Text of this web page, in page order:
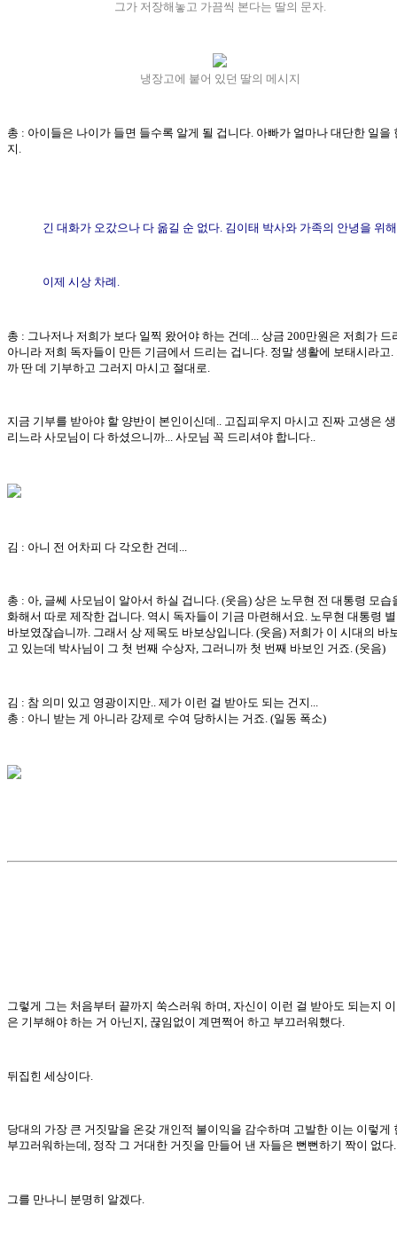
그가 저장해놓고 가끔씩 본다는 딸의 문자.
냉장고에 붙어 있던 딸의 메시지
총 : 아이들은 나이가 들면 들수록 알게 될 겁니다. 아빠가 얼마나 대단한 일을
지.
긴 대화가 오갔으나 다 옮길 순 없다. 김이태 박사와 가족의 안녕을 위
이제 시상 차례.
총 : 그나저나 저희가 보다 일찍 왔어야 하는 건데... 상금 200만원은 저희가 드
아니라 저희 독자들이 만든 기금에서 드리는 겁니다. 정말 생활에 보태시라고.
까 딴 데 기부하고 그러지 마시고 절대로.
지금 기부를 받아야 할 양반이 본인이신데.. 고집피우지 마시고 진짜 고생은
리느라 사모님이 다 하셨으니까... 사모님 꼭 드리셔야 합니다..
김 : 아니 전 어차피 다 각오한 건데...
총 : 아, 글쎄 사모님이 알아서 하실 겁니다. (웃음) 상은 노무현 전 대통령 모습
화해서 따로 제작한 겁니다. 역시 독자들이 기금 마련해서요. 노무현 대통령
바보였잖습니까. 그래서 상 제목도 바보상입니다. (웃음) 저희가 이 시대의 바
고 있는데 박사님이 그 첫 번째 수상자, 그러니까 첫 번째 바보인 거죠. (웃음)
김 : 참 의미 있고 영광이지만.. 제가 이런 걸 받아도 되는 건지...
총 : 아니 받는 게 아니라 강제로 수여 당하시는 거죠. (일동 폭소)
그렇게 그는 처음부터 끝까지 쑥스러워 하며, 자신이 이런 걸 받아도 되는지
은 기부해야 하는 거 아닌지, 끊임없이 계면쩍어 하고 부끄러워했다.
뒤집힌 세상이다.
당대의 가장 큰 거짓말을 온갖 개인적 불이익을 감수하며 고발한 이는 이렇게
부끄러워하는데, 정작 그 거대한 거짓을 만들어 낸 자들은 뻔뻔하기 짝이 없다.
그를 만나니 분명히 알겠다.